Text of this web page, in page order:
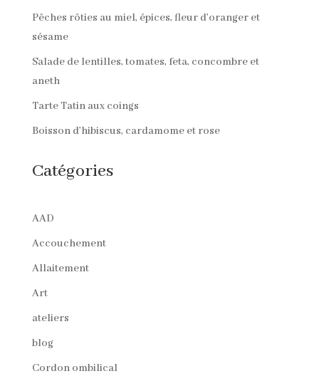
Pêches rôties au miel, épices, fleur d’oranger et
sésame
Salade de lentilles, tomates, feta, concombre et
aneth
Tarte Tatin aux coings
Boisson d’hibiscus, cardamome et rose
Catégories
AAD
Accouchement
Allaitement
Art
ateliers
blog
Cordon ombilical